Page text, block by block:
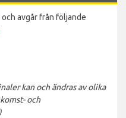
avgår från följande
kan och ändras av olika
och